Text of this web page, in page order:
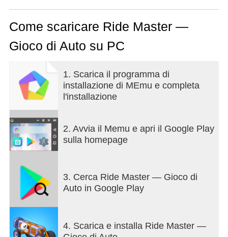
Come scaricare Ride Master —
Gioco di Auto su PC
1. Scarica il programma di
installazione di MEmu e completa
l'installazione
2. Avvia il Memu e apri il Google Play
sulla homepage
3. Cerca Ride Master — Gioco di
Auto in Google Play
4. Scarica e installa Ride Master —